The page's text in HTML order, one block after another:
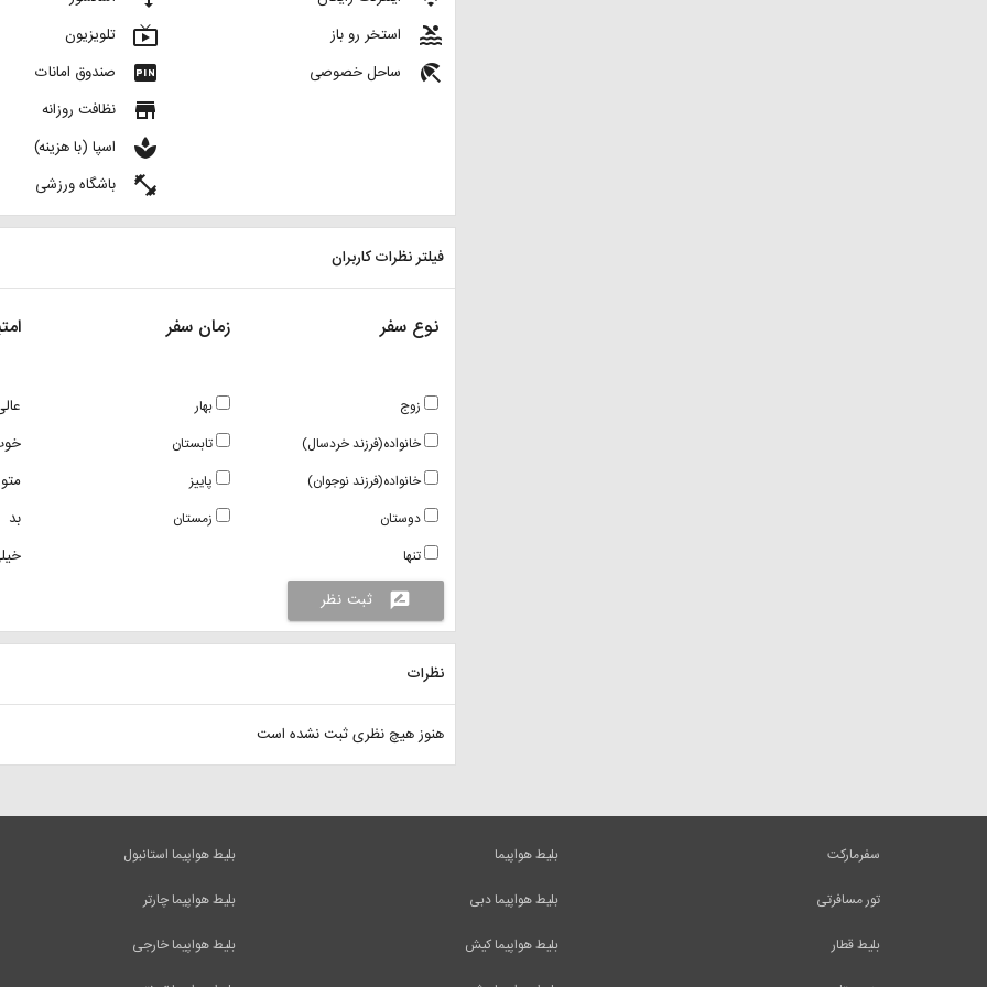
live_tv تلویزیون
fiber_pin صندوق امانات
store نظافت روزانه
spa اسپا (با هزینه)
fitness_center باشگاه ورزشی
pool استخر رو باز
beach_access ساحل خصوصی
فیلتر نظرات کاربران
بد
زمان سفر
بهار
تابستان
پاییز
زمستان
نوع سفر
زوج
خانواده(فرزند خردسال)
خانواده(فرزند نوجوان)
دوستان
تنها
rate_review
ثبت نظر
نظرات
هنوز هیچ نظری ثبت نشده است
بلیط هواپیما استانبول
بلیط هواپیما چارتر
بلیط هواپیما خارجی
بلیط هواپیما
بلیط هواپیما دبی
بلیط هواپیما کیش
سفرمارکت
تور مسافرتی
بلیط قطار